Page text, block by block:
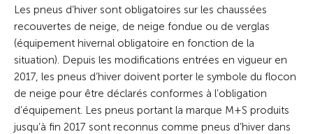
Les pneus d’hiver sont obligatoires sur les chaussées
recouvertes de neige, de neige fondue ou de verglas
(équipement hivernal obligatoire en fonction de la
situation). Depuis les modifications entrées en vigueur en
2017, les pneus d’hiver doivent porter le symbole du flocon
de neige pour être déclarés conformes à l’obligation
d’équipement. Les pneus portant la marque M+S produits
jusqu’à fin 2017 sont reconnus comme pneus d’hiver dans